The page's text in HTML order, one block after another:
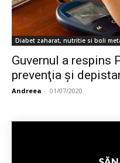
Diabet zaharat, nutritie si boli
Guvernul a respins
prevenţia şi
Andreea - 01/07/2020